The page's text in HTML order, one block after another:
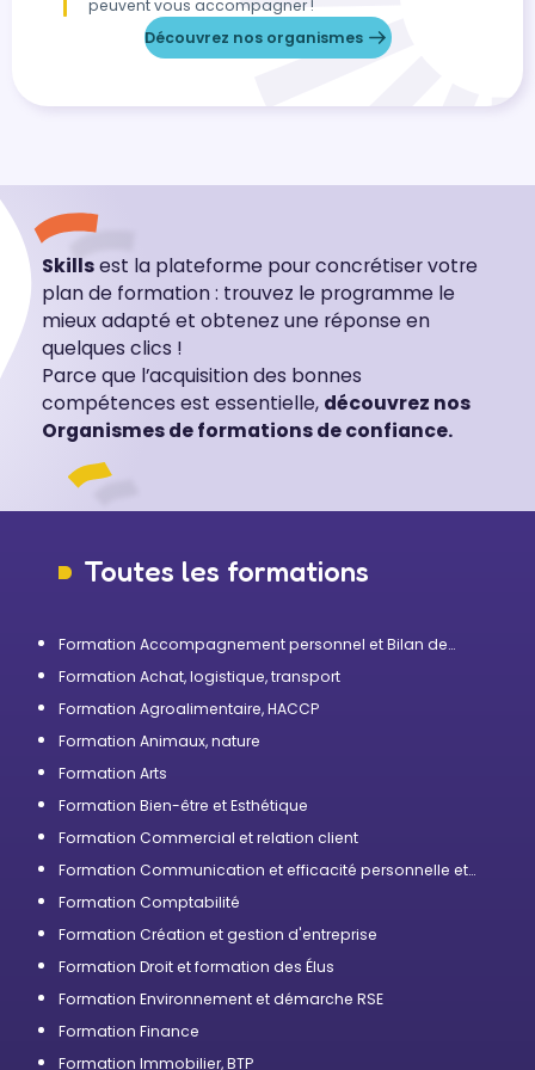
peuvent vous accompagner !
Découvrez nos organismes
Skillsest la plateforme pour concrétiser votre
plan de formation : trouvez le programme le
mieux adapté et obtenez une réponse en
quelques clics !
Parce que l’acquisition des bonnes
compétences est essentielle, découvrez nos
Organismes de formations de confiance.
Toutes les formations
Formation Accompagnement personnel et Bilan de
Formation Achat, logistique, transport
Formation Agroalimentaire, HACCP
Formation Animaux, nature
Formation Arts
Formation Bien-être et Esthétique
Formation Commercial et relation client
Formation Communication et efficacité personnelle et
Formation Comptabilité
Formation Création et gestion d'entreprise
Formation Droit et formation des Élus
Formation Environnement et démarche RSE
Formation Finance
Formation Immobilier, BTP